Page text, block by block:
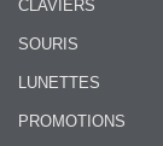
CLAVIERS
SOURIS
LUNETTES
PROMOTIONS